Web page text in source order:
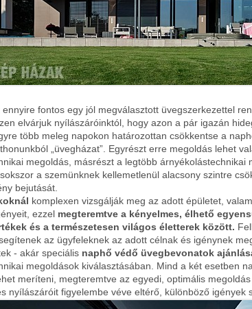
fontos egy jól megválasztott üvegszerkezettel
elvárjuk nyílászáróinktól, hogy azon a pár igazán
több meleg napokon határozottan csökkentse a
„üvegházat”. Egyrészt erre megoldás lehet
megoldás, másrészt a legtöbb árnyékolástechnikai
a szemünknek kellemetlenül alacsony szintre
bejutását.
komplexen vizsgálják meg az adott épületet,
ezzel megteremtve a kényelmes, élhető
és a természetesen világos életterek között.
az ügyfeleknek az adott célnak és igénynek
- akár speciális naphő védő üvegbevonatok
megoldások kiválasztásában. Mind a két esetben
meríteni, megteremtve az egyedi, optimális
nyílászáróit figyelembe véve eltérő, különböző igények